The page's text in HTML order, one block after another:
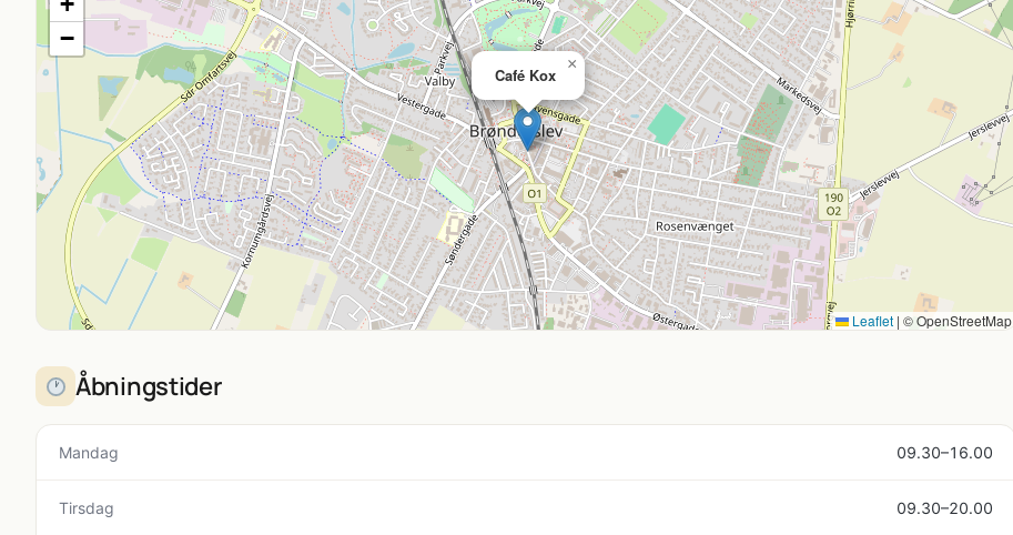
Café Kox
×
−
Leaflet | © OpenStreetMap
Åbningstider
Mandag 09.30–16.00
Tirsdag 09.30–20.00